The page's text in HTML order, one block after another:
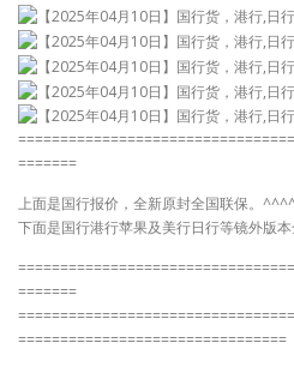
=======
上面是国行报价，全新原封全国联保。
下面是国行港行苹果及美行日行等镜外版
=======
================================